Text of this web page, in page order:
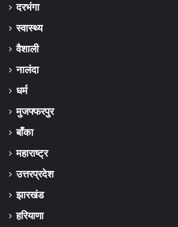
दरभंगा
स्वास्थ्य
वैशाली
नालंदा
धर्म
मुजफ्फरपुर
बाँका
महाराष्ट्र
उत्तरप्रदेश
झारखंड
हरियाणा